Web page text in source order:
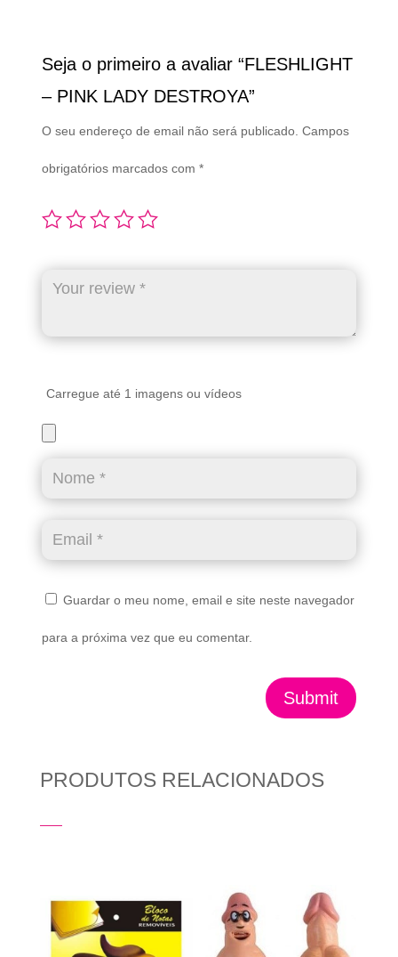
Seja o primeiro a avaliar “FLESHLIGHT
– PINK LADY DESTROYA”
O seu endereço de email não será publicado. Campos
obrigatórios marcados com *
Carregue até 1 imagens ou vídeos
Guardar o meu nome, email e site neste navegador
para a próxima vez que eu comentar.
Submit
PRODUTOS RELACIONADOS